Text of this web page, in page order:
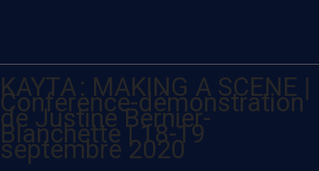
KAYTA : MAKING A SCENE |
Conférence-démonstration
de Justine Bernier-
Blanchette | 18-19
septembre 2020